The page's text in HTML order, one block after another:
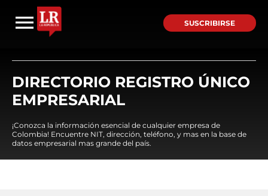
SUSCRIBIRSE
DIRECTORIO REGISTRO ÚNICO
EMPRESARIAL
¡Conozca la información esencial de cualquier empresa de
Colombia! Encuentre NIT, dirección, teléfono, y mas en la base de
datos empresarial mas grande del país.